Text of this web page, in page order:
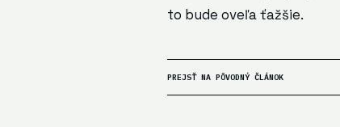
to bude oveľa ťažšie.
PREJSŤ NA PÔVODNÝ ČLÁNOK